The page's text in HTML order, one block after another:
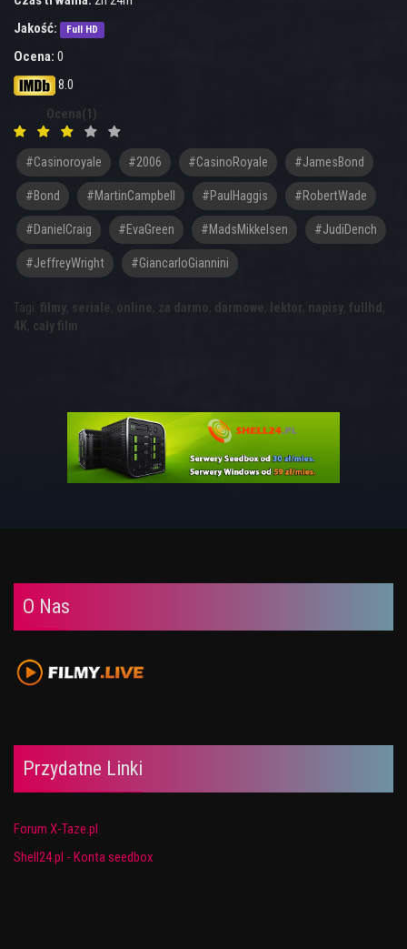
Jakość:
Full HD
Ocena: 0
8.0
Ocena(1)
#casinoroyale #2006 #CasinoRoyale #JamesBond
#Bond #MartinCampbell #PaulHaggis #RobertWade
#DanielCraig #EvaGreen #MadsMikkelsen #JudiDench
#JeffreyWright #GiancarloGiannini
Tagi: filmy, seriale, online, za darmo, darmowe, lektor, napisy, fullhd ,
4K, cały film
O Nas
Przydatne Linki
Forum X-Taze.pl
Shell24.pl - Konta seedbox